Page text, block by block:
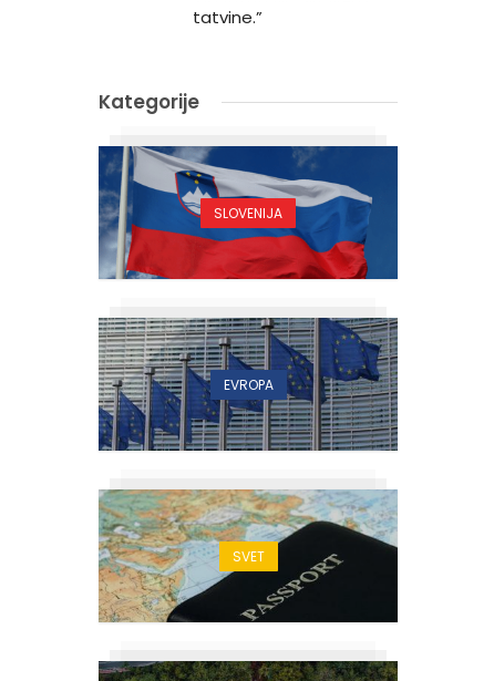
tatvine.”
Kategorije
SLOVENIJA
EVROPA
SVET